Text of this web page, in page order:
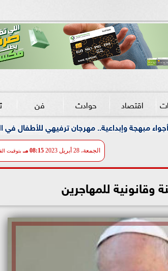
اقتصاد حوادث فن
مهرجان ترفيهي للأطفال في الزمالك بالتعاون مع
الجمعة، 28 أبريل 2023 08:15 مـ بتوقيت
وقانونية للمهاجرين